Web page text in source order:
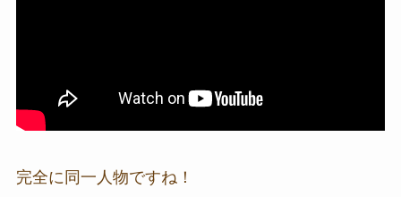
完全に同一人物ですね！